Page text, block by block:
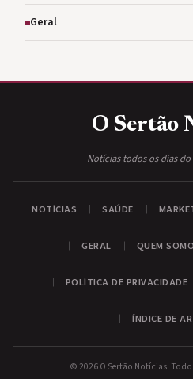
Geral
O Sertão
Notícias todos os dias
NOTÍCIAS SAÚDE
GERAL QUEM
POLÍTICA DE PRIVACIDADE
ÍNDICE DE
© 2026 O Sertão Notícias.